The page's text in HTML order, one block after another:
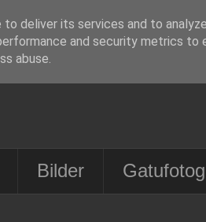
Bilder
deliver its services and to
and security metrics to
abuse.